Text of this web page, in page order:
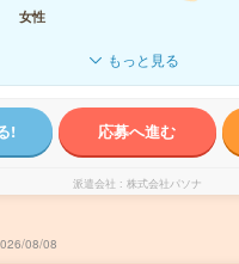
女性
もっと見る
! 応募へ進む
派遣会社 株式会社パソナ
08/08